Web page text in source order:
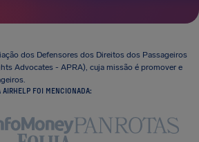
dos Defensores dos Direitos dos Passageiros
Advocates - APRA), cuja missão é promover e
AIRHELP FOI MENCIONADA: